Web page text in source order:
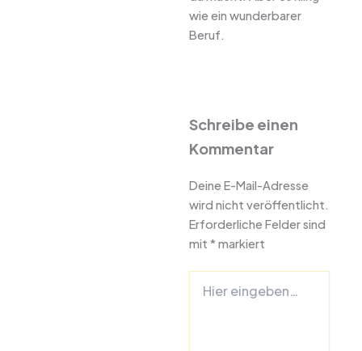
wie ein wunderbarer
Beruf.
Schreibe einen
Kommentar
Deine E-Mail-Adresse
wird nicht veröffentlicht.
Erforderliche Felder sind
mit * markiert
eingeben…